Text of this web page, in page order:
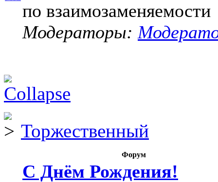
по взаимозаменяемости
Модераторы:
Торжественный
Форум
С Днём Рождения!